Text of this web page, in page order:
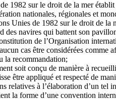
1982 sur le droit de la mer
nationales, régionales et
Unies de 1982 sur le droit de
des navires qui battent son
de l’Organisation
cas être considérées
la recommandation;
soit conçu de manière à
être appliqué et respecté de
relatives à l’élaboration d’un
la forme d’une convention